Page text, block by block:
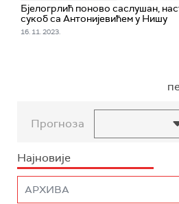
Бјелогрлић поново саслушан,
сукоб са Антонијевићем у Нишу
16. 11. 2023.
Прогноза
Најновије